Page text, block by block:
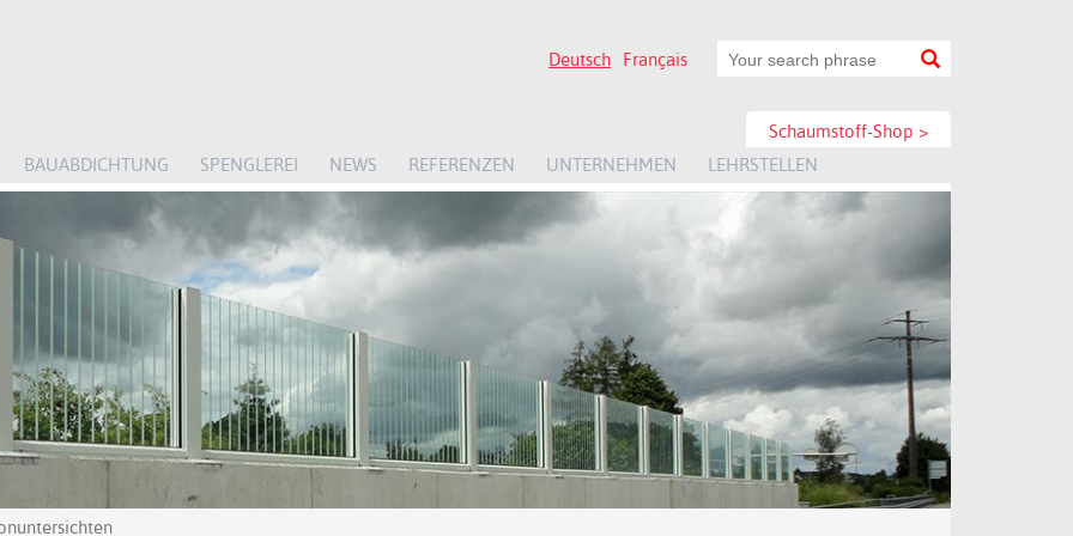
Deutsch Français
Schaumstoff-Shop >
BAUABDICHTUNG SPENGLEREI NEWS REFERENZEN UNTERNEHMEN LEHRSTELLEN